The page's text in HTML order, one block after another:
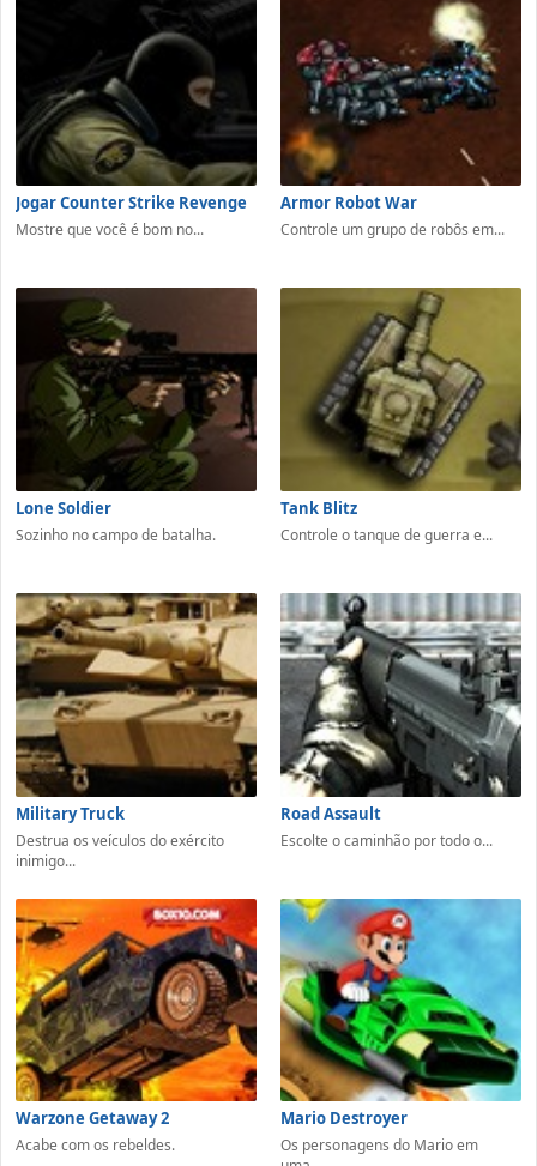
Jogar Counter Strike Revenge
Mostre que você é bom no...
Armor Robot War
Controle um grupo de robôs em...
Lone Soldier
Sozinho no campo de batalha.
Tank Blitz
Controle o tanque de guerra e...
Military Truck
Destrua os veículos do exército
inimigo...
Road Assault
Escolte o caminhão por todo o...
Warzone Getaway 2
Acabe com os rebeldes.
Mario Destroyer
Os personagens do Mario em